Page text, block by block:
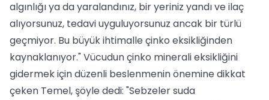
algınlığı ya da yaralandınız, bir yeriniz yandı ve ilaç
alıyorsunuz, tedavi uyguluyorsunuz ancak bir türlü
geçmiyor. Bu büyük ihtimalle çinko eksikliğinden
kaynaklanıyor." Vücudun çinko minerali eksikliğini
gidermek için düzenli beslenmenin önemine dikkat
çeken Temel, şöyle dedi: "Sebzeler suda